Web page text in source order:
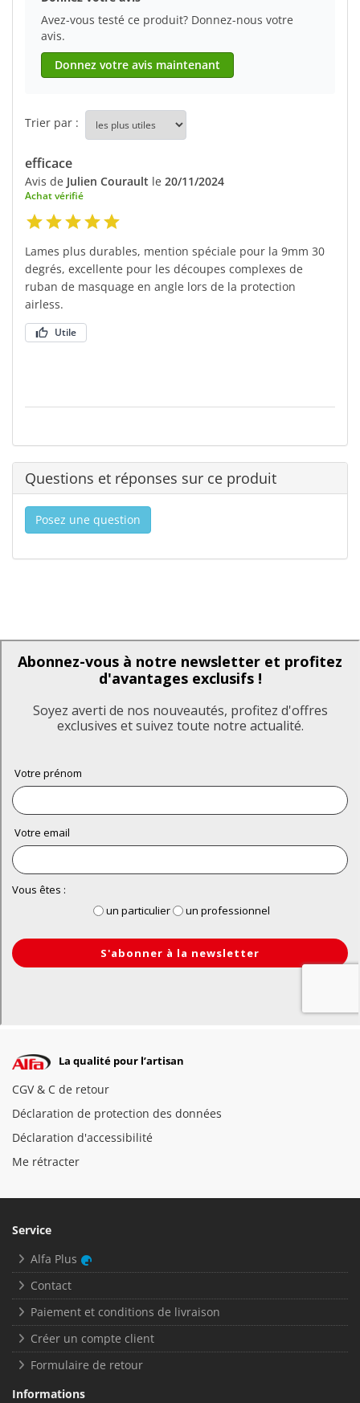
Avez-vous testé ce produit? Donnez-nous votre
avis.
Donnez votre avis maintenant
Trier par :
efficace
Avis de Julien Courault le 20/11/2024
Achat vérifié
Lames plus durables, mention spéciale pour la 9mm 30
degrés, excellente pour les découpes complexes de
ruban de masquage en angle lors de la protection
airless.
Utile
Questions et réponses sur ce produit
Posez une question
La qualité pour l’artisan
CGV & C de retour
Déclaration de protection des données
Déclaration d'accessibilité
Me rétracter
Service
Alfa Plus
Contact
Paiement et conditions de livraison
Créer un compte client
Formulaire de retour
Informations